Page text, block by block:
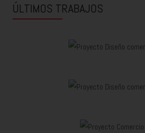
ÚLTIMOS TRABAJOS